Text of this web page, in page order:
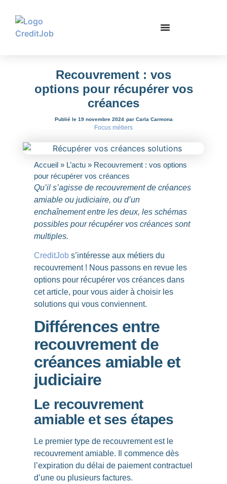
Recouvrement : vos
options pour récupérer vos
créances
Publié le 19 novembre 2024 par Carla Carmona
Focus métiers
Accueil » L’actu » Recouvrement : vos options
pour récupérer vos créances
Qu’il s’agisse de recouvrement de créances
amiable ou judiciaire, ou d’un
enchaînement entre les deux, les schémas
possibles pour récupérer vos créances sont
multiples.
CreditJob s’intéresse aux métiers du
recouvrement ! Nous passons en revue les
options pour récupérer vos créances dans
cet article, pour vous aider à choisir les
solutions qui vous conviennent.
Différences entre
recouvrement de
créances amiable et
judiciaire
Le recouvrement
amiable et ses étapes
Le premier type de recouvrement est le
recouvrement amiable. Il commence dès
l’expiration du délai de paiement contractuel
d’une ou plusieurs factures.